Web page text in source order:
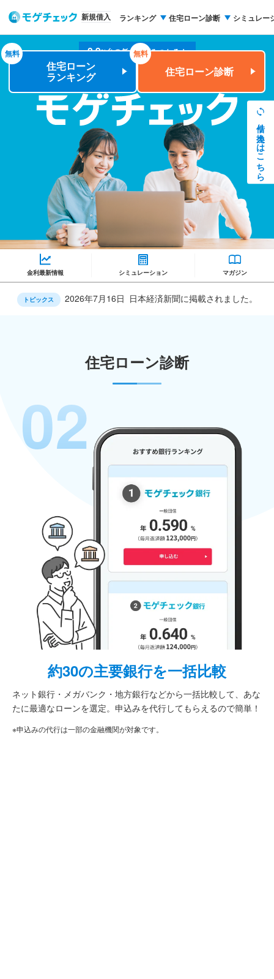
新規借入 ランキング 住宅ローン診断 シミュレー
0.9%台の低金利がみつかる！
1番おトクな住宅ローンを借りよう！
モゲチェック
無料
住宅ローン
ランキング
無料
住宅ローン診断
借り換えはこちら
金利最新情報 シミュレーション マガジン
トピックス 2026年7月16日 日本経済新聞に掲載されました。
住宅ローン診断
02
約30の主要銀行を一括比較
ネット銀行・メガバンク・地方銀行などから一括比較して、あな
たに最適なローンを選定。申込みを代行してもらえるので簡単！
※申込みの代行は一部の金融機関が対象です。